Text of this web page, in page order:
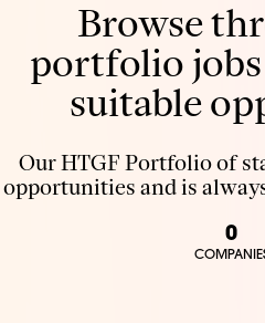
Browse
portfolio jobs
suitable
Our HTGF Portfolio of
opportunities and is
0